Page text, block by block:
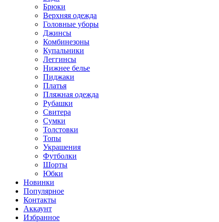
Брюки
Верхняя одежда
Головные уборы
Джинсы
Комбинезоны
Купальники
Леггинсы
Нижнее белье
Пиджаки
Платья
Пляжная одежда
Рубашки
Свитера
Сумки
Толстовки
Топы
Украшения
Футболки
Шорты
Юбки
Новинки
Популярное
Контакты
Аккаунт
Избранное